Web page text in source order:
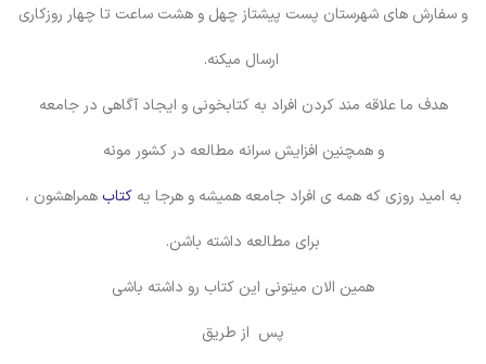
و سفارش های شهرستان پست پیشتاز چهل و هشت ساعت تا چهار روزکاری
ارسال میکنه.
هدف ما علاقه مند کردن افراد به کتابخونی و ایجاد آگاهی در جامعه
و همچنین افزایش سرانه مطالعه در کشور مونه
به امید روزی که همه ی افراد جامعه همیشه و هرجا یهکتابهمراهشون ،
برای مطالعه داشته باشن.
همین الان میتونی این کتاب رو داشته باشی
پس از طریق